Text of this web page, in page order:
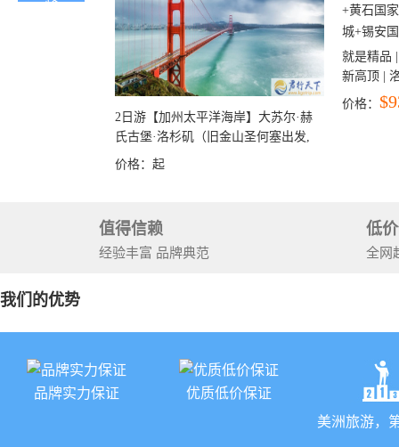
2日游【加州太平洋海岸】大苏尔·赫
氏古堡·洛杉矶（旧金山圣何塞出发,
洛杉矶结束）
价格： 起
就是精品
新高顶 |
彩穴+马
价格：
值得信赖
经验丰富 品牌典范
低
全网
我们的优势
品牌实力保证
优质低价保证
美洲旅游，